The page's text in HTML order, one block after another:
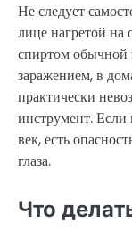
Не следует
лице нагретой на
спиртом обычной
заражением, в
практически
инструмент.
век, есть
глаза.
Что